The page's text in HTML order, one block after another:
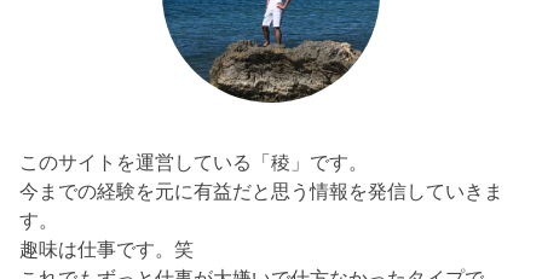
このサイトを運営している「稜」です。
今までの経験を元に有益だと思う情報を発信していきま
す。
趣味は仕事です。笑